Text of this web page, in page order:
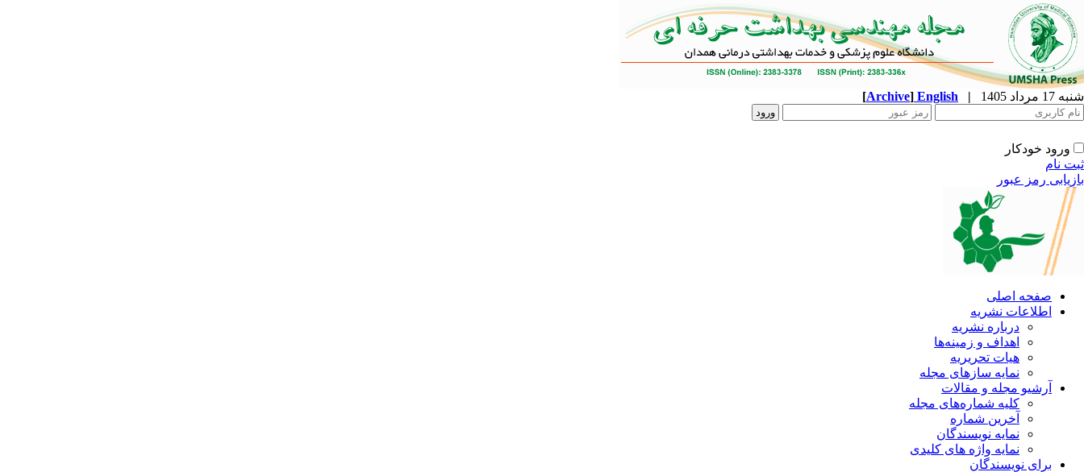
شنبه 17 مرداد 1405 |
English
[Archive]
ورود خودکار
ثبت نام
بازیابی رمز عبور
صفحه اصلی
اطلاعات نشریه
درباره نشریه
اهداف و زمینه‌ها
هیات تحریریه
نمایه سازهای مجله
آرشیو مجله و مقالات
کلیه شماره‌های مجله
آخرین شماره
نمایه نویسندگان
نمایه واژه های کلیدی
برای نویسندگان